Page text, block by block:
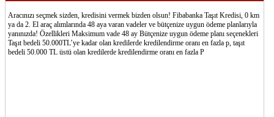
Aracınızı seçmek sizden, kredisini vermek bizden olsun! Fibabanka Taşıt Kredisi, 0 km
ya da 2. El araç alımlarında 48 aya varan vadeler ve bütçenize uygun ödeme planlarıyla
yanınızda! Özellikleri Maksimum vade 48 ay Bütçenize uygun ödeme planı seçenekleri
Taşıt bedeli 50.000TL’ye kadar olan kredilerde kredilendirme oranı en fazla p, taşıt
bedeli 50.000 TL üstü olan kredilerde kredilendirme oranı en fazla P